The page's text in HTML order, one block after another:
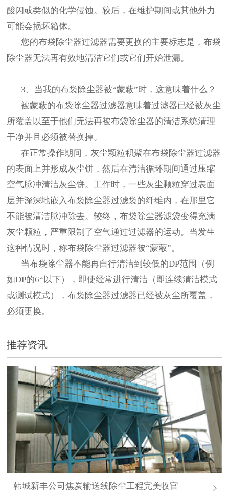
酸闪或类似的化学侵蚀。较后，在维护期间或其他外力
可能会损坏箱体。
您的布袋除尘器过滤器需要更换的主要标志是，布袋
除尘器无法再有效地清洁它们或它们开始泄漏。
3、当我的布袋除尘器被“蒙蔽”时，这意味着什么？
被蒙蔽的布袋除尘器过滤器意味着过滤器已经被灰尘
所覆盖以至于他们无法再被布袋除尘器的清洁系统清理
干净并且必须被替换掉。
在正常操作期间，灰尘颗粒积聚在布袋除尘器过滤器
的表面上并形成灰尘饼，然后在清洁循环期间通过压缩
空气脉冲清洁灰尘饼。工作时，一些灰尘颗粒穿过表面
层并深深地嵌入布袋除尘器过滤袋的纤维内，在那里它
不能被清洁脉冲除去。较终，布袋除尘器滤袋变得充满
灰尘颗粒，严重限制了空气通过过滤器的运动。当发生
这种情况时，称布袋除尘器过滤器被“蒙蔽”。
当布袋除尘器不能再自行清洁到较低的DP范围（例
如DP的6“以下），即使经常进行清洁（即连续清洁模式
或测试模式），布袋除尘器过滤器已经被灰尘所覆盖，
必须更换。
推荐资讯
韩城新丰公司焦炭输送线除尘工程完美收官